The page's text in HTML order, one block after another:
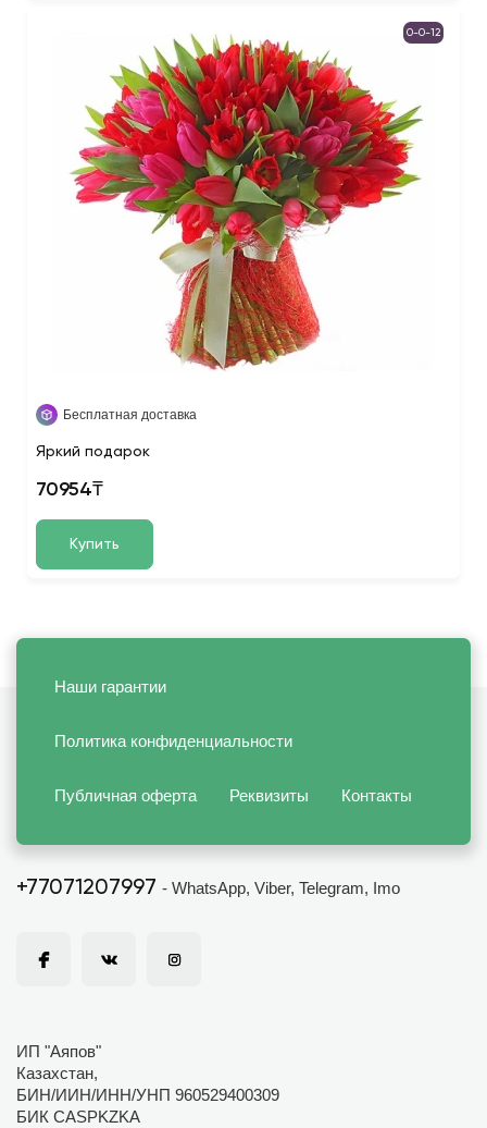
0-0-12
Бесплатная доставка
Яркий подарок
70954₸
Купить
Наши гарантии
Политика конфиденциальности
Публичная оферта Реквизиты Контакты
+77071207997 - WhatsApp, Viber, Telegram, Imo
ИП "Аяпов"
Казахстан,
БИН/ИИН/ИНН/УНП 960529400309
БИК CASPKZKA